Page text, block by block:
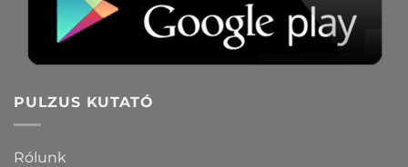
PULZUS KUTATÓ
Rólunk